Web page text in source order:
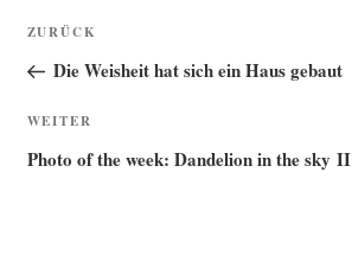
Beitragsnavigation
Vorheriger
Beitrag
ZURÜCK
Die Weisheit hat sich ein Haus gebaut
Nächster
Beitrag
WEITER
Photo of the week: Dandelion in the sky II